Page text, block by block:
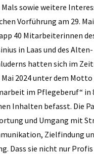
sowie weitere
Vorführung am 29.
40 Mitarbeiterinnen
in Laas und des Alten-
hatten sich im
2024 unter dem
im Pflegeberuf“ in
Inhalten befasst. Die
und Umgang mit
Zielfindung
Dass sie nicht nur